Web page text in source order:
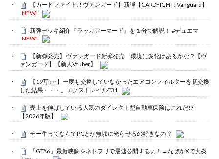
【カードファイト!! ヴァンガード】新弾【CARDFIGHT! Vanguard】
NEW!
新弾デッキ紹介『ラッカアーマード』を１分で解説！ #デュエマ
NEW!
【新弾発売】 ヴァンガード新弾発売 環境に変化はあるかな？【ヴ
ァンガード】【新人Vtuber】
【19万km】一度も交換していなかったエアコンフィルターを初交換
した結果・・・。エクストレイルT31
売上を伸ばしている人気のダイレクト型自動車保険はこれだ!?
【2026年版】
チー牛ってなんでPCとか無駄に光らせるの好きなの？
「GTA6」最新映像をネトフリで最速公開するよ！→なぜかXで大炎